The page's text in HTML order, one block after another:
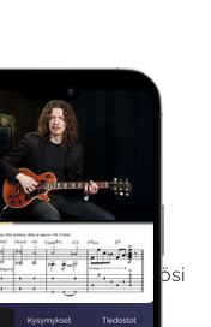
käyttöösi